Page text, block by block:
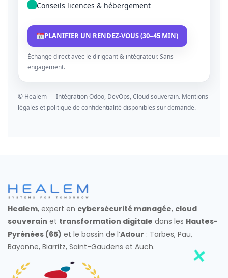
Conseils licences & hébergement
PLANIFIER UN RENDEZ-VOUS (30–45 MIN)
Échange direct avec le dirigeant & intégrateur. Sans
engagement.
© Healem — Intégration Odoo, DevOps, Cloud souverain. Mentions
légales et politique de confidentialité disponibles sur demande.
Healem, expert en cybersécurité managée, cloud
souverain et transformation digitale dans les Hautes-
Pyrénées (65) et le bassin de l’Adour : Tarbes, Pau,
Bayonne, Biarritz, Saint-Gaudens et Auch.